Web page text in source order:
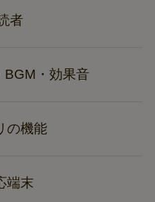
者
BGM・効果音
の機能
端末